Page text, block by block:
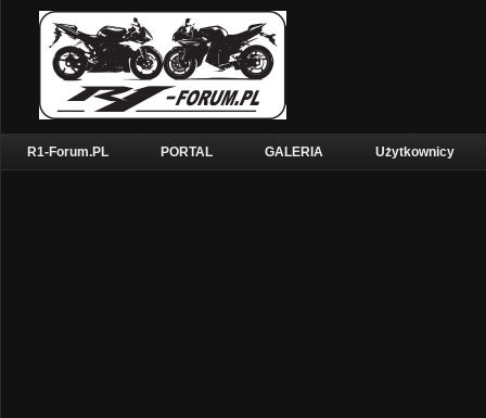
R1-Forum.PL PORTAL GALERIA Użytkownicy